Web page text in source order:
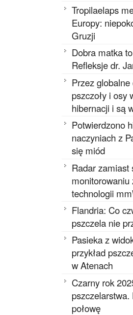
Tropilaelaps
Europy:
Gruzji
Dobra matka
Refleksje dr.
Przez
pszczoły i osy
hibernacji i są
Potwierdzono
naczyniach z
się miód
Radar zamiast
monitorowaniu
technologii
Flandria: Co
pszczela nie
Pasieka z
przykład
w Atenach
Czarny rok
pszczelarstwa.
połowę